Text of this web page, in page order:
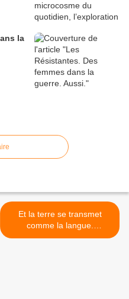
la
Et la terre se transmet
comme la langue.
Émouvantes paroles d’exil